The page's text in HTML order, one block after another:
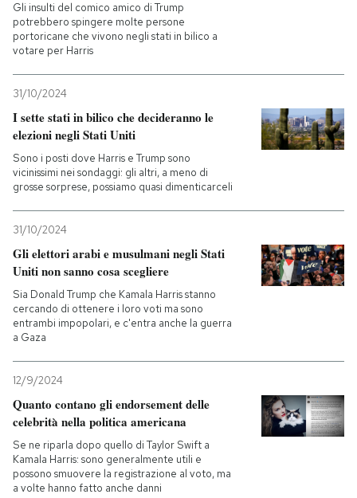
Gli insulti del comico amico di Trump
potrebbero spingere molte persone
portoricane che vivono negli stati in bilico a
votare per Harris
31/10/2024
I sette stati in bilico che decideranno le
elezioni negli Stati Uniti
Sono i posti dove Harris e Trump sono
vicinissimi nei sondaggi: gli altri, a meno di
grosse sorprese, possiamo quasi dimenticarceli
31/10/2024
Gli elettori arabi e musulmani negli Stati
Uniti non sanno cosa scegliere
Sia Donald Trump che Kamala Harris stanno
cercando di ottenere i loro voti ma sono
entrambi impopolari, e c'entra anche la guerra
a Gaza
12/9/2024
Quanto contano gli endorsement delle
celebrità nella politica americana
Se ne riparla dopo quello di Taylor Swift a
Kamala Harris: sono generalmente utili e
possono smuovere la registrazione al voto, ma
a volte hanno fatto anche danni